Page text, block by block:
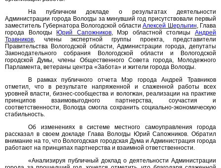
На публичном докладе о результатах деятельности
Администрации города Вологды за минувший год присутствовали первый
заместитель Губернатора Вологодской области Алексей Шерлыгин, Глава
города Вологды
Юрий Сапожников, Мэр областной столицыАндрей
Травников, члены экспертной группы проекта, представители
Правительства Вологодской области, Администрации города, депутаты
Законодательного собрания Вологодской области и Вологодской
городской Думы, члены Общественного Совета города, Молодежного
Парламента, ветераны центра «Забота» и жители города Вологды.
В рамках публичного отчета Мэр города Андрей Травников
отметил, что в результате напряженной и слаженной работы всех
уровней власти, бизнес-сообщества и вологжан, реализации на практике
принципов взаимовыгодного партнерства, соучастия и
соответственности, Вологда смогла сохранить социально-экономическую
стабильность.
Об изменениях в системе местного самоуправления города
рассказал в своем докладе Глава Вологды Юрий Сапожников. Обратил
внимание на то, что Вологодская городская Дума и Администрация города
работают на принципах партнерства и взаимной ответственности.
«Анализируя публичный доклад о деятельности Администрации